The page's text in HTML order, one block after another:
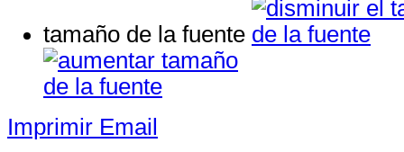
tamaño de la fuente
Imprimir Email